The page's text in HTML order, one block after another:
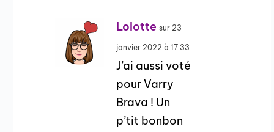
Lolotte sur 23
janvier 2022 à 17:33
J’ai aussi voté
pour Varry
Brava ! Un
p’tit bonbon